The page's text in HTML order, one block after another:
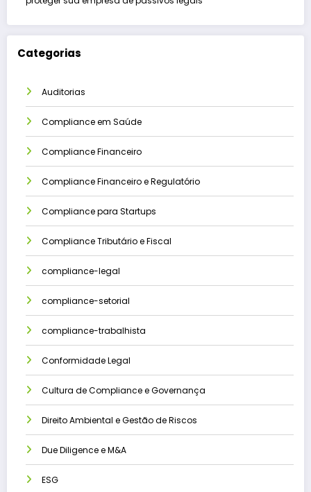
Categorias
Auditorias
Compliance em Saúde
Compliance Financeiro
Compliance Financeiro e Regulatório
Compliance para Startups
Compliance Tributário e Fiscal
compliance-legal
compliance-setorial
compliance-trabalhista
Conformidade Legal
Cultura de Compliance e Governança
Direito Ambiental e Gestão de Riscos
Due Diligence e M&A
ESG